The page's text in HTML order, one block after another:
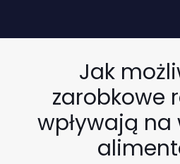
Jak
zarobkowe
wpływają na